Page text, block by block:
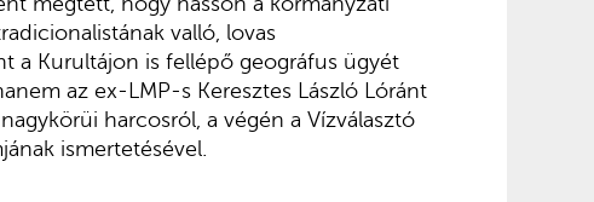
valló, lovas
a Kurultájon is fellépő geográfus ügyét
az ex-LMP-s Keresztes László Lóránt
harcosról, a végén a Vízválasztó
ismertetésével.